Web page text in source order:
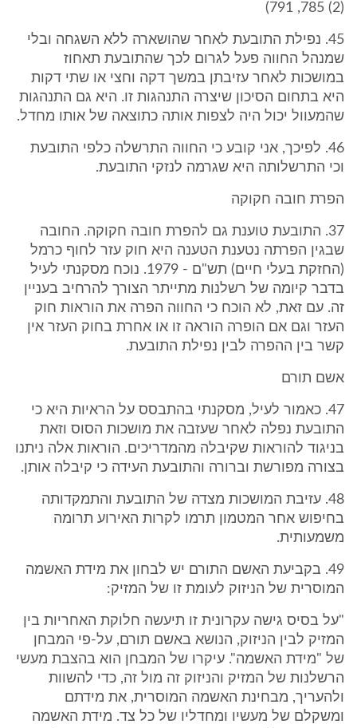
(2) 785, 791)
45. נפילת התובעת לאחר שהושארה ללא השגחה ובלי
שמנהל החווה פעל לגרום לכך שהתובעת תאחוז
במושכות לאחר עזיבתן במשך דקה וחצי או שתי דקות
היא בתחום הסיכון שיצרה התנהגות זו. היא גם התנהגות
שהמעוול יכול היה לצפות אותה כתוצאה של אותו מחדל.
46. לפיכך, אני קובע כי החווה התרשלה כלפי התובעת
וכי התרשלותה היא שגרמה לנזקי התובעת.
הפרת חובה חקוקה
37. התובעת טוענת גם להפרת חובה חקוקה. החובה
שבגין הפרתה נטענת הטענה היא חוק עזר לחוף כרמל
(החזקת בעלי חיים) תש"ם - 1979. נוכח מסקנתי לעיל
בדבר קיומה של רשלנות מתייתר הצורך להרחיב בעניין
זה. עם זאת, לא הוכח כי החווה הפרה את הוראות חוק
העזר וגם אם הופרה הוראה זו או אחרת בחוק העזר אין
קשר בין ההפרה לבין נפילת התובעת.
אשם תורם
47. כאמור לעיל, מסקנתי בהתבסס על הראיות היא כי
התובעת נפלה לאחר שעזבה את מושכות הסוס וזאת
בניגוד להוראות שקיבלה מהמדריכים. הוראות אלה ניתנו
בצורה מפורשת וברורה והתובעת העידה כי קיבלה אותן.
48. עזיבת המושכות מצדה של התובעת והתמקדותה
בחיפוש אחר המטמון תרמו לקרות האירוע תרומה
משמעותית.
49. בקביעת האשם התורם יש לבחון את מידת האשמה
המוסרית של הניזוק לעומת זו של המזיק:
"על בסיס גישה עקרונית זו תיעשה חלוקת האחריות בין
המזיק לבין הניזוק, הנושא באשם תורם, על-פי המבחן
של "מידת האשמה". עיקרו של המבחן הוא בהצבת מעשי
הרשלנות של המזיק והניזוק זה מול זה, כדי להשוות
ולהעריך, מבחינת האשמה המוסרית, את מידתם
ומשקלם של מעשיו ומחדליו של כל צד. מידת האשמה